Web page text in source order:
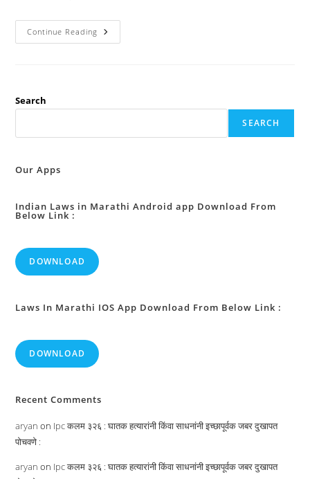
Continue Reading Fssai
कलम
शास्ती
Search
SEARCH
Our Apps
Indian Laws in Marathi Android app Download From
Below Link :
DOWNLOAD
Laws In Marathi IOS App Download From Below Link :
DOWNLOAD
Recent Comments
aryan on Ipc कलम ३२६ : घातक हत्यारांनी किंवा साधनांनी इच्छापूर्वक जबर दुखापत
पोचवणे :
aryan on Ipc कलम ३२६ : घातक हत्यारांनी किंवा साधनांनी इच्छापूर्वक जबर दुखापत